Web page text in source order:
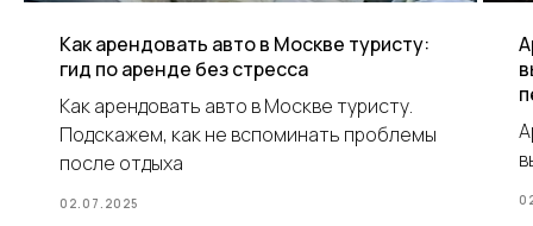
Как арендовать авто в Москве туристу:
гид по аренде без стресса
Как арендовать авто в Москве туристу.
Подскажем, как не вспоминать проблемы
после отдыха
02.07.2025